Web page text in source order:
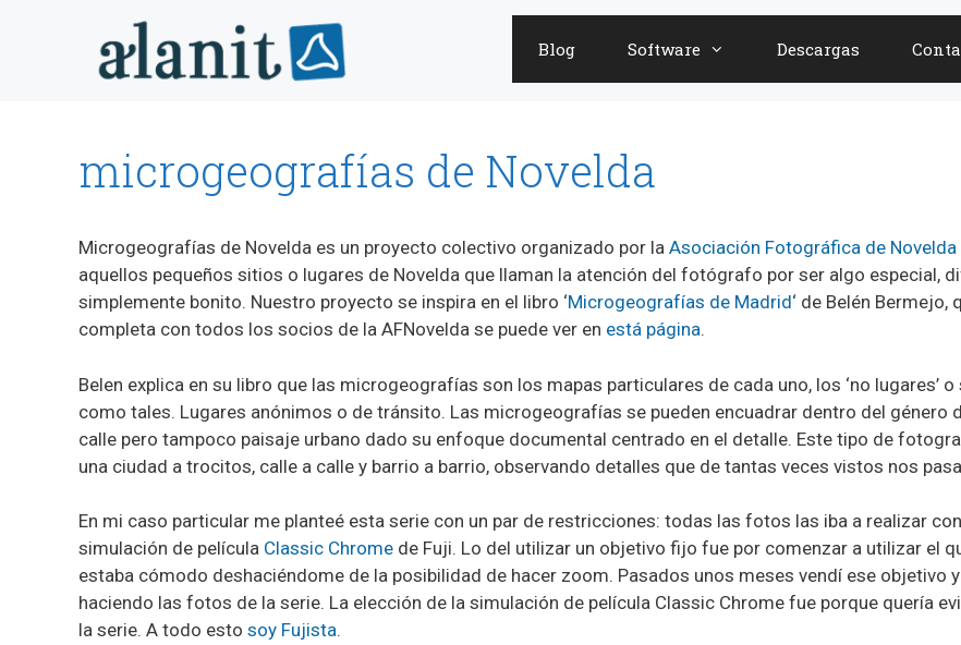
Blog Software Descargas
microgeografías de Novelda
Microgeografías de Novelda es un proyecto colectivo organizado por la Asociación Fotográfica de Novelda
aquellos pequeños sitios o lugares de Novelda que llaman la atención del fotógrafo por ser algo especial,
simplemente bonito. Nuestro proyecto se inspira en el libro ‘Microgeografías de Madrid‘ de Belén
completa con todos los socios de la AFNovelda se puede ver en está página.
Belen explica en su libro que las microgeografías son los mapas particulares de cada uno, los ‘no
como tales. Lugares anónimos o de tránsito. Las microgeografías se pueden encuadrar dentro del
calle pero tampoco paisaje urbano dado su enfoque documental centrado en el detalle. Este tipo de
una ciudad a trocitos, calle a calle y barrio a barrio, observando detalles que de tantas veces vistos nos
En mi caso particular me planteé esta serie con un par de restricciones: todas las fotos las iba a realizar
simulación de película Classic Chrome de Fuji. Lo del utilizar un objetivo fijo fue por comenzar a utilizar el
estaba cómodo deshaciéndome de la posibilidad de hacer zoom. Pasados unos meses vendí ese objetivo
haciendo las fotos de la serie. La elección de la simulación de película Classic Chrome fue porque quería
la serie. A todo esto soy Fujista.